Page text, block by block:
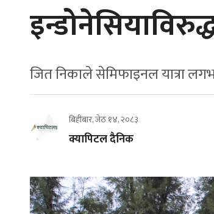
जित निकाले सेमिफाइनल यात्रा
बिहीबार, जेठ १४, २०८३
क्यापिटल दैनिक